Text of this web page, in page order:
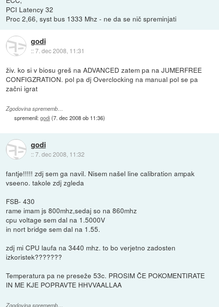
PCI Latency 32
Proc 2,66, syst bus 1333 Mhz - ne da se nič spreminjati
godi
::7. dec 2008, 11:31
živ. ko si v biosu greš na ADVANCED zatem pa na JUMERFREE
CONFIGZRATION. pol pa dj Overclocking na manual pol se pa
začni igrat
Zgodovina sprememb…
spremenil:godi(7. dec 2008 ob 11:36)
godi
::7. dec 2008, 11:32
fantje!!!!! zdj sem ga navil. Nisem našel line calibration ampak
vseeno. takole zdj zgleda
FSB- 430
rame imam js 800mhz,sedaj so na 860mhz
cpu voltage sem dal na 1.5000V
in nort bridge sem dal na 1.55.
zdj mi CPU laufa na 3440 mhz. to bo verjetno zadosten
izkoristek???????
Temperatura pa ne preseže 53c. PROSIM ČE POKOMENTIRATE
IN ME KJE POPRAVTE HHVVAALLAA
Zgodovina sprememb…